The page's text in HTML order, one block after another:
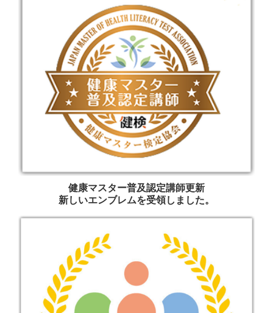
健康マスター普及認定講師更新
新しいエンブレムを受領しました。